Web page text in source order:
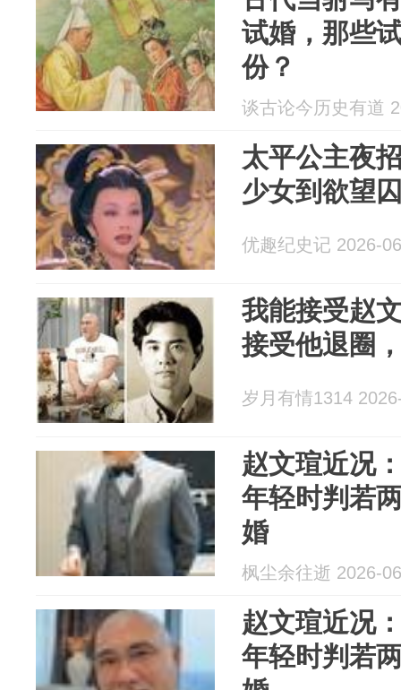
试婚，那些
份？
谈古论今历史有道
太平公主夜
少女到欲望
优趣纪史记 2026-
我能接受赵
接受他退圈
岁月有情1314
赵文瑄近况
年轻时判若
婚
枫尘余往逝 2026-
赵文瑄近况
年轻时判若